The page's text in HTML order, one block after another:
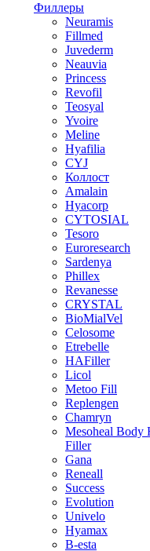
Филлеры
Neuramis
Fillmed
Juvederm
Neauvia
Princess
Revofil
Teosyal
Yvoire
Meline
Hyafilia
CYJ
Коллост
Amalain
Hyacorp
CYTOSIAL
Tesoro
Euroresearch
Sardenya
Phillex
Revanesse
CRYSTAL
BioMialVel
Celosome
Etrebelle
HAFiller
Licol
Metoo Fill
Replengen
Chamryn
Mesoheal Body
Filler
Gana
Reneall
Success
Evolution
Univelo
Hyamax
B-esta